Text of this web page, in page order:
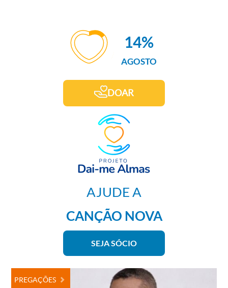
AJUDE A
CANÇÃO NOVA
SEJA SÓCIO
AGOSTO
14%
DOAR
PREGAÇÕES